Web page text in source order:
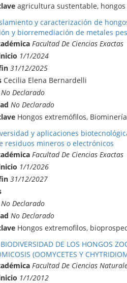
agricultura sustentable,
y caracterización de
y biorremediación de metales
Facultad De Ciencias Exactas
1/1/2024
31/12/2025
Cecilia Elena Bernardelli
No Declarado
No Declarado
Hongos extremófilos,
y aplicaciones
residuos mineros o electrónicos
Facultad De Ciencias Exactas
1/1/2026
31/12/2027
No Declarado
No Declarado
Hongos extremofilos,
DE LOS HONGOS
(OOMYCETES Y
Facultad De Ciencias
1/1/2012